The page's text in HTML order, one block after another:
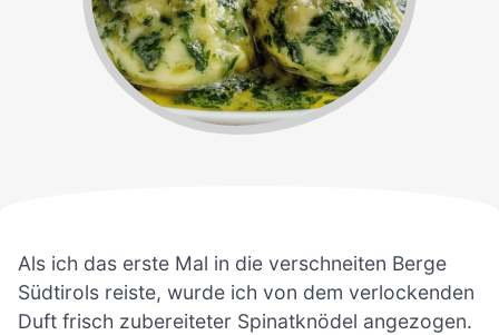
Als ich das erste Mal in die verschneiten Berge
Südtirols reiste, wurde ich von dem verlockenden
Duft frisch zubereiteter Spinatknödel angezogen.